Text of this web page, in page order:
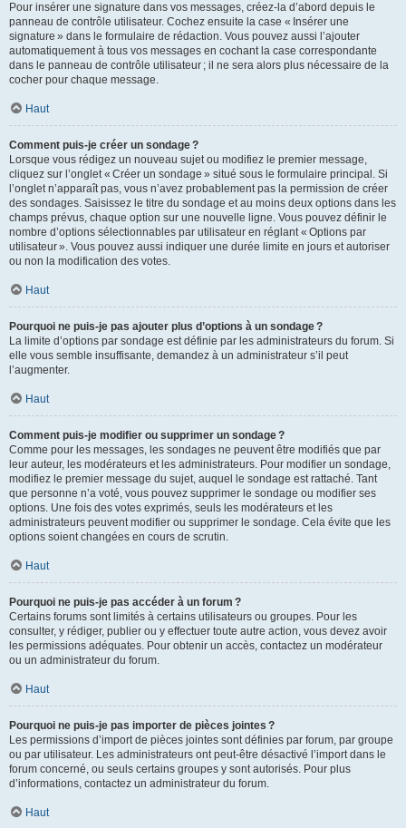
Pour insérer une signature dans vos messages, créez-la d’abord depuis le
panneau de contrôle utilisateur. Cochez ensuite la case « Insérer une
signature » dans le formulaire de rédaction. Vous pouvez aussi l’ajouter
automatiquement à tous vos messages en cochant la case correspondante
dans le panneau de contrôle utilisateur ; il ne sera alors plus nécessaire de la
cocher pour chaque message.
Haut
Comment puis-je créer un sondage ?
Lorsque vous rédigez un nouveau sujet ou modifiez le premier message,
cliquez sur l’onglet « Créer un sondage » situé sous le formulaire principal. Si
l’onglet n’apparaît pas, vous n’avez probablement pas la permission de créer
des sondages. Saisissez le titre du sondage et au moins deux options dans les
champs prévus, chaque option sur une nouvelle ligne. Vous pouvez définir le
nombre d’options sélectionnables par utilisateur en réglant « Options par
utilisateur ». Vous pouvez aussi indiquer une durée limite en jours et autoriser
ou non la modification des votes.
Haut
Pourquoi ne puis-je pas ajouter plus d’options à un sondage ?
La limite d’options par sondage est définie par les administrateurs du forum. Si
elle vous semble insuffisante, demandez à un administrateur s’il peut
l’augmenter.
Haut
Comment puis-je modifier ou supprimer un sondage ?
Comme pour les messages, les sondages ne peuvent être modifiés que par
leur auteur, les modérateurs et les administrateurs. Pour modifier un sondage,
modifiez le premier message du sujet, auquel le sondage est rattaché. Tant
que personne n’a voté, vous pouvez supprimer le sondage ou modifier ses
options. Une fois des votes exprimés, seuls les modérateurs et les
administrateurs peuvent modifier ou supprimer le sondage. Cela évite que les
options soient changées en cours de scrutin.
Haut
Pourquoi ne puis-je pas accéder à un forum ?
Certains forums sont limités à certains utilisateurs ou groupes. Pour les
consulter, y rédiger, publier ou y effectuer toute autre action, vous devez avoir
les permissions adéquates. Pour obtenir un accès, contactez un modérateur
ou un administrateur du forum.
Haut
Pourquoi ne puis-je pas importer de pièces jointes ?
Les permissions d’import de pièces jointes sont définies par forum, par groupe
ou par utilisateur. Les administrateurs ont peut-être désactivé l’import dans le
forum concerné, ou seuls certains groupes y sont autorisés. Pour plus
d’informations, contactez un administrateur du forum.
Haut